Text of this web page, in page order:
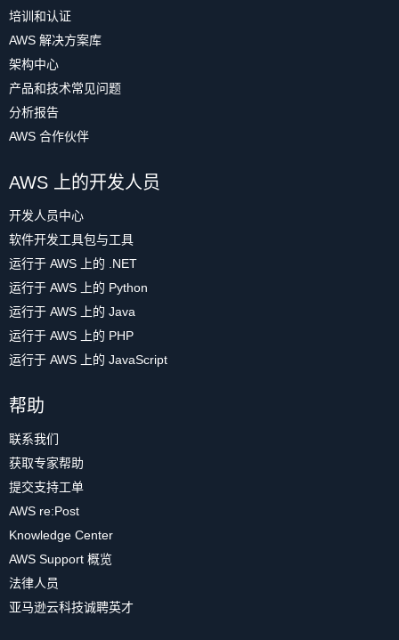
培训和认证
AWS 解决方案库
架构中心
产品和技术常见问题
分析报告
AWS 合作伙伴
AWS 上的开发人员
开发人员中心
软件开发工具包与工具
运行于 AWS 上的 .NET
运行于 AWS 上的 Python
运行于 AWS 上的 Java
运行于 AWS 上的 PHP
运行于 AWS 上的 JavaScript
帮助
联系我们
获取专家帮助
提交支持工单
AWS re:Post
Knowledge Center
AWS Support 概览
法律人员
亚马逊云科技诚聘英才